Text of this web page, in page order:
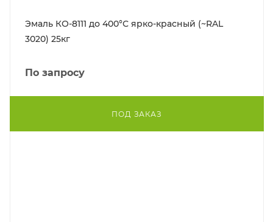
Эмаль КО-8111 до 400°С ярко-красный (~RAL
3020) 25кг
По запросу
ПОД ЗАКАЗ